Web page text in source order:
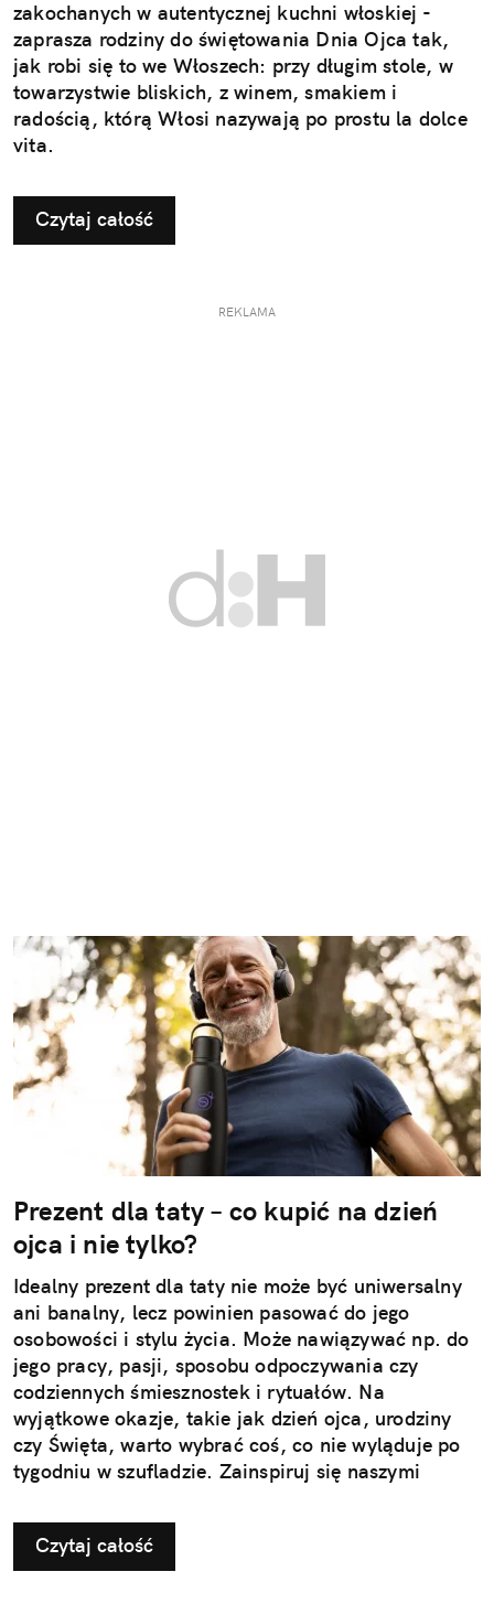
zakochanych w autentycznej kuchni włoskiej -
zaprasza rodziny do świętowania Dnia Ojca tak,
jak robi się to we Włoszech: przy długim stole, w
towarzystwie bliskich, z winem, smakiem i
radością, którą Włosi nazywają po prostu la dolce
vita.
Czytaj całość
REKLAMA
Prezent dla taty – co kupić na dzień
ojca i nie tylko?
Idealny prezent dla taty nie może być uniwersalny
ani banalny, lecz powinien pasować do jego
osobowości i stylu życia. Może nawiązywać np. do
jego pracy, pasji, sposobu odpoczywania czy
codziennych śmiesznostek i rytuałów. Na
wyjątkowe okazje, takie jak dzień ojca, urodziny
czy Święta, warto wybrać coś, co nie wyląduje po
tygodniu w szufladzie. Zainspiruj się naszymi
taty.
Czytaj całość